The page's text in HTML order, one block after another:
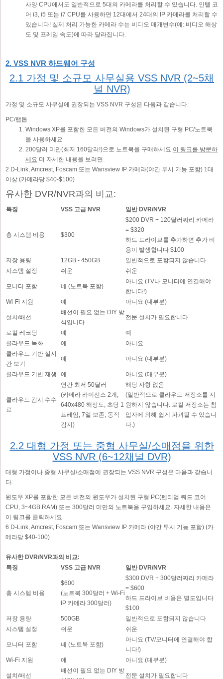
사양 CPU에서도 일반적으로 5대의 카메라를 처리할 수 있습니다. 인텔 코
어 i3, i5 또는 i7 CPU를 사용하면 12대에서 24대의 IP 카메라를 처리할 수
있습니다! 실제 처리 가능한 카메라 수는 비디오 매개변수(예: 비디오 해상
도 및 프레임 속도)에 따라 달라집니다.
2. VSS NVR 하드웨어 구성
2.1 가정 및 소규모 사무실용 VSS NVR (2~5채
널 NVR)
가정 및 소규모 사무실에 권장되는 VSS NVR 구성은 다음과 같습니다:
PC/랩톱
Windows XP를 포함한 모든 버전의 Windows가 설치된 구형 PC/노트북
을 사용하세요
200달러 미만(최저 160달러!)으로 노트북을 구매하세요 이 링크를 방문하
세요 더 자세한 내용을 보려면.
2 D-Link, Amcrest, Foscam 또는 Wansview IP 카메라(야간 투시 기능 포함) 1대
이상 (카메라당 $40-$100)
유사한 DVR/NVR과의 비교:
특징 VSS 고급 NVR 일반 DVR/NVR
총 시스템 비용 $300
$200 DVR + 120달러짜리 카메라
= $320
하드 드라이브를 추가하면 추가 비
용이 발생합니다 $100
저장 용량
12GB - 450GB
일반적으로 포함되지 않습니다
시스템 설정
쉬운 쉬운
모니터 포함 네 (노트북 포함)
아니요 (TV나 모니터에 연결해야
합니다!)
Wi-Fi 지원
예 아니요 (대부분)
설치/배선
배선이 필요 없는 DIY 방
식입니다
전문 설치가 필요합니다
로컬 레코딩 예
예
클라우드 녹화
예
아니요
클라우드 기반 실시
간 보기
예 아니요 (대부분)
클라우드 기반 재생 예 아니요 (대부분)
클라우드 감시 수수
료
연간 최저 50달러
(카메라 라이선스 2개,
640x480 해상도, 초당 1
프레임, 7일 보존, 동작
감지)
해당 사항 없음
(일반적으로 클라우드 저장소를 지
원하지 않습니다. 로컬 저장소는 침
입자에 의해 쉽게 파괴될 수 있습니
다.)
2.2 대형 가정 또는 중형 사무실/소매점을 위한
VSS NVR (6~12채널 DVR)
대형 가정이나 중형 사무실/소매점에 권장되는 VSS NVR 구성은 다음과 같습니
다:
윈도우 XP를 포함한 모든 버전의 윈도우가 설치된 구형 PC(펜티엄 쿼드 코어
CPU, 3~4GB RAM) 또는 300달러 미만의 노트북을 구입하세요. 자세한 내용은
이 링크를 클릭하세요.
6 D-Link, Amcrest, Foscam 또는 Wansview IP 카메라 (야간 투시 기능 포함) (카
메라당 $40-100)
유사한 DVR/NVR과의 비교:
특징
VSS 고급 NVR 일반 DVR/NVR
총 시스템 비용
$600
(노트북 300달러 + Wi-Fi
IP 카메라 300달러)
$300 DVR + 300달러짜리 카메라
= $600
하드 드라이브 비용은 별도입니다
$100
저장 용량
500GB
일반적으로 포함되지 않습니다
시스템 설정
쉬운 쉬운
모니터 포함 네 (노트북 포함)
아니요 (TV/모니터에 연결해야 합
니다!)
Wi-Fi 지원
예 아니요 (대부분)
설치/배선
배선이 필요 없는 DIY 방
전문 설치가 필요합니다